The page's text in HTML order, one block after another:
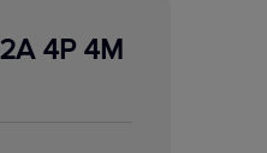
4P 4M